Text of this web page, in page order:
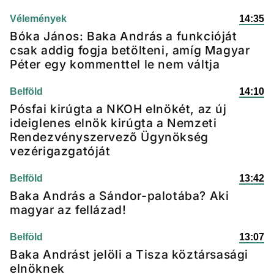
Vélemények 14:35
Bóka János: Baka András a funkcióját
csak addig fogja betölteni, amíg Magyar
Péter egy kommenttel le nem váltja
Belföld 14:10
Pósfai kirúgta a NKOH elnökét, az új
ideiglenes elnök kirúgta a Nemzeti
Rendezvényszervező Ügynökség
vezérigazgatóját
Belföld 13:42
Baka András a Sándor-palotába? Aki
magyar az fellázad!
Belföld 13:07
Baka Andrást jelöli a Tisza köztársasági
elnöknek